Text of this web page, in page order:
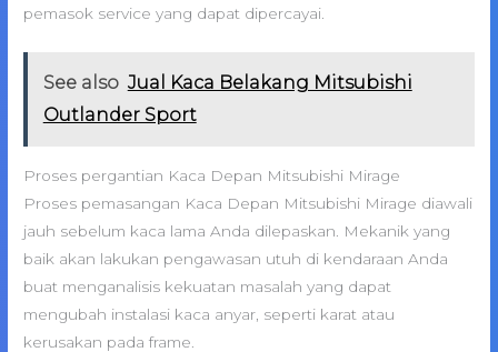
pemasok service yang dapat dipercayai.
See also Jual Kaca Belakang Mitsubishi
Outlander Sport
Proses pergantian Kaca Depan Mitsubishi Mirage
Proses pemasangan Kaca Depan Mitsubishi Mirage diawali
jauh sebelum kaca lama Anda dilepaskan. Mekanik yang
baik akan lakukan pengawasan utuh di kendaraan Anda
buat menganalisis kekuatan masalah yang dapat
mengubah instalasi kaca anyar, seperti karat atau
kerusakan pada frame.